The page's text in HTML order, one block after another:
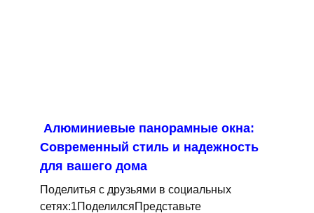
Алюминиевые панорамные окна:
Современный стиль и надежность
для вашего дома
Поделитья с друзьями в социальных
сетях:1ПоделилсяПредставьте